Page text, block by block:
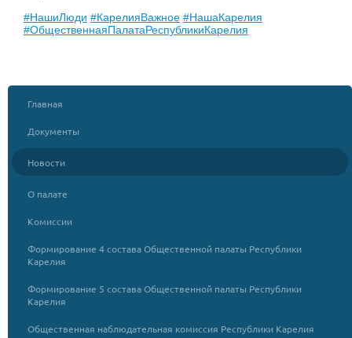
#НашиЛюди #КарелияВажное #НашаКарелия
#ОбщественнаяПалатаРеспубликиКарелия
Главная
Документы
Новости
О палате
Комиссии
Формирование 4 состава Общественной палаты Республики
Карелия
Формирование 5 состава Общественной палаты Республики
Карелия
Общественная наблюдательная комиссия Республики Карелия